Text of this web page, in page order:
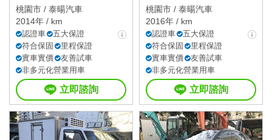
桃園市 / 泰暘汽車
2014年 / km
認證車
五大保證
符合保固
里程保證
實車實價
友善試車
非多元化營業用車
立即諮詢
桃園市 / 泰暘汽車
2016年 / km
認證車
五大保證
符合保固
里程保證
實車實價
友善試車
非多元化營業用車
立即諮詢